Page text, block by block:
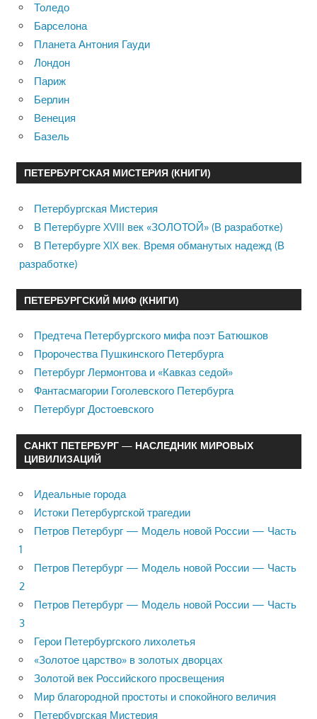
Толедо
Барселона
Планета Антония Гауди
Лондон
Париж
Берлин
Венеция
Базель
ПЕТЕРБУРГСКАЯ МИСТЕРИЯ (КНИГИ)
Петербургская Мистерия
В Петербурге XVIII век «ЗОЛОТОЙ» (В разработке)
В Петербурге XIX век. Время обманутых надежд (В
разработке)
ПЕТЕРБУРГСКИЙ МИФ (КНИГИ)
Предтеча Петербургского мифа поэт Батюшков
Пророчества Пушкинского Петербурга
Петербург Лермонтова и «Кавказ седой»
Фантасмагории Гоголевского Петербурга
Петербург Достоевского
САНКТ ПЕТЕРБУРГ — НАСЛЕДНИК МИРОВЫХ
ЦИВИЛИЗАЦИЙ
Идеальные города
Истоки Петербургской трагедии
Петров Петербург — Модель новой России — Часть
1
Петров Петербург — Модель новой России — Часть
2
Петров Петербург — Модель новой России — Часть
3
Герои Петербургского лихолетья
«Золотое царство» в золотых дворцах
Золотой век Российского просвещения
Мир благородной простоты и спокойного величия
Петербургская Мистерия